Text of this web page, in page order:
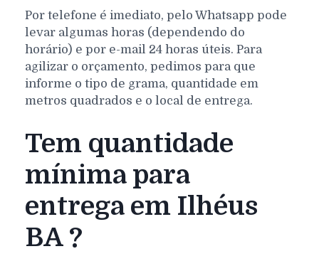
Por telefone é imediato, pelo Whatsapp pode
levar algumas horas (dependendo do
horário) e por e-mail 24 horas úteis. Para
agilizar o orçamento, pedimos para que
informe o tipo de grama, quantidade em
metros quadrados e o local de entrega.
Tem quantidade
mínima para
entrega em Ilhéus
BA ?